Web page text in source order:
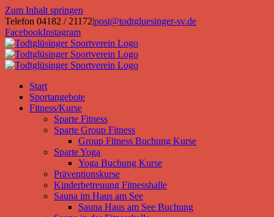
Zum Inhalt springen
Telefon 04182 / 21172|post@todtgluesinger-sv.de
FacebookInstagram
Start
Sportangebote
Fitness/Kurse
Sparte Fitness
Sparte Group Fitness
Group Fitness Buchung Kurse
Sparte Yoga
Yoga Buchung Kurse
Präventionskurse
Kinderbetreuung Fitnesshalle
Sauna im Haus am See
Sauna Haus am See Buchung